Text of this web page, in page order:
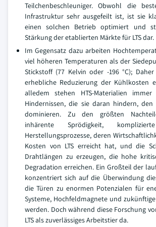
Teilchenbeschleuniger. Obwohl die
Infrastruktur sehr ausgefeilt ist, ist sie
einen solchen Betrieb optimiert und
Stärkung der etablierten Märkte für LTS dar.
Im Gegensatz dazu arbeiten
viel höheren Temperaturen als der
Stickstoff (77 Kelvin oder -196 °C);
erhebliche Reduzierung der Kühlkosten
alledem stehen HTS-Materialien
Hindernissen, die sie daran hindern,
dominieren. Zu den größten
inhärente Sprödigkeit,
Herstellungsprozesse, deren
Kosten von LTS erreicht hat, und die
Drahtlängen zu erzeugen, die hohe
Degradation erreichen. Ein Großteil der
konzentriert sich auf die Überwindung
die Türen zu enormen Potenzialen für
Systeme, Hochfeldmagnete und
werden. Doch während diese Forschung
LTS als zuverlässiges Arbeitstier da.